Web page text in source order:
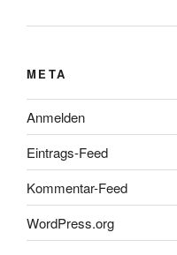
META
Anmelden
Eintrags-Feed
Kommentar-Feed
WordPress.org